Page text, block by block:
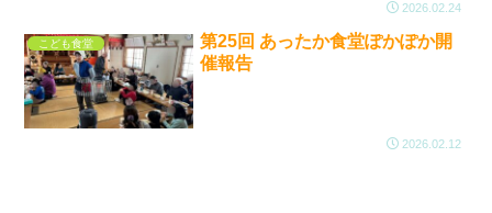
2026.02.24
こども食堂
第25回 あったか食堂ぽかぽか開
催報告
2026.02.12